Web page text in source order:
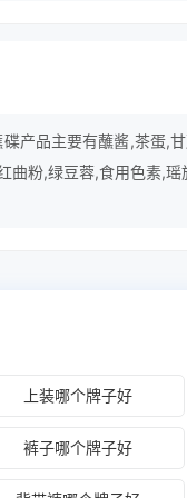
碟产品主要有蘸酱,茶蛋,
曲粉,绿豆蓉,食用色素,瑶
上装哪个牌子好
裤子哪个牌子好